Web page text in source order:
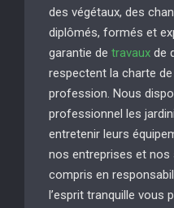
des végétaux, des
diplômés, formés et
garantie de travaux de
respectent la charte
profession. Nous
professionnel les
entretenir leurs
nos entreprises et
compris en
l’esprit tranquille vous